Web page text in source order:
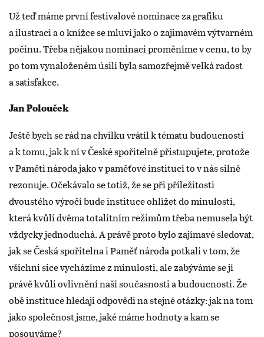
Už teď máme první festivalové nominace za grafiku
a ilustraci a o knížce se mluví jako o zajímavém výtvarném
počinu. Třeba nějakou nominaci proměníme v cenu, to by
po tom vynaloženém úsilí byla samozřejmě velká radost
a satisfakce.
Jan Polouček
Ještě bych se rád na chvilku vrátil k tématu budoucnosti
a k tomu, jak k ní v České spořitelně přistupujete, protože
v Paměti národa jako v paměťové instituci to v nás silně
rezonuje. Očekávalo se totiž, že se při příležitosti
dvoustého výročí bude instituce ohlížet do minulosti,
která kvůli dvěma totalitním režimům třeba nemusela být
vždycky jednoduchá. A právě proto bylo zajímavé sledovat,
jak se Česká spořitelna i Paměť národa potkali v tom, že
všichni sice vycházíme z minulosti, ale zabýváme se jí
právě kvůli ovlivnění naší současnosti a budoucnosti. Že
obě instituce hledají odpovědi na stejné otázky: jak na tom
jako společnost jsme, jaké máme hodnoty a kam se
posouváme?